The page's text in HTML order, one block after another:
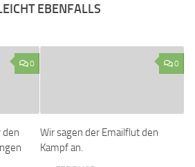
EBENFALLS
0
den
0
Wir sagen der Emailflut den
Kampf an.